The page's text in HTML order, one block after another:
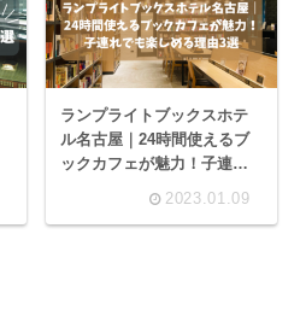
ランプライトブックスホテ
ル名古屋｜24時間使えるブ
ックカフェが魅力！子連れ
2023.01.09